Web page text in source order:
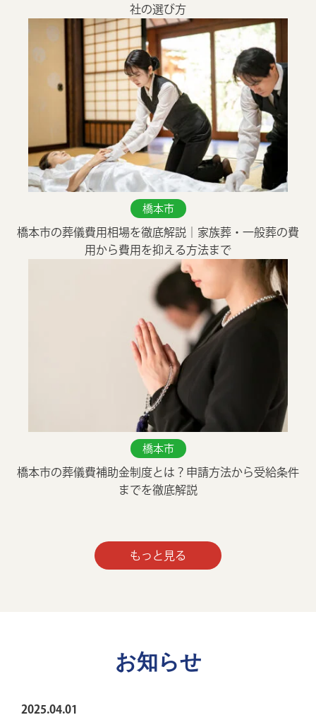
社の選び方
橋本市
橋本市の葬儀費用相場を徹底解説｜家族葬・一般葬の費
用から費用を抑える方法まで
橋本市
橋本市の葬儀費補助金制度とは？申請方法から受給条件
までを徹底解説
もっと見る
お知らせ
2025.04.01